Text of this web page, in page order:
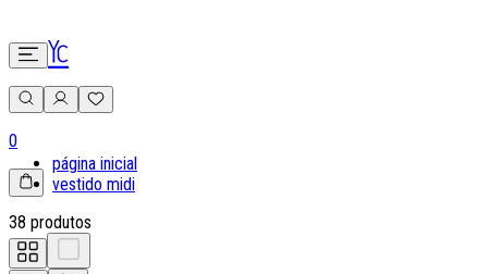
0
página inicial
vestido midi
38 produtos